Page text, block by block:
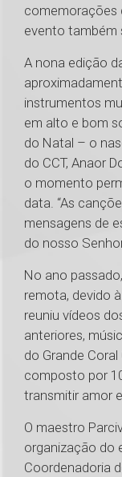
comemorações
evento também
A nona edição
instrumentos
em alto e bom
do Natal – o
do CCT, Anaor
o momento
data. “As
mensagens de
do nosso
No ano
remota, devido
reuniu vídeos
anteriores,
do Grande
composto por
transmitir amor
O maestro
organização do
Coordenadoria